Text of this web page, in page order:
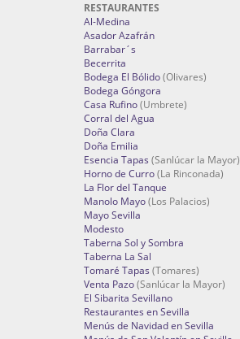
RESTAURANTES
Al-Medina
Asador Azafrán
Barrabar´s
Becerrita
Bodega El Bólido(Olivares)
Bodega Góngora
Casa Rufino(Umbrete)
Corral del Agua
Doña Clara
Doña Emilia
Esencia Tapas (Sanlúcar la Mayor)
Horno de Curro(La Rinconada)
La Flor del Tanque
Manolo Mayo(Los Palacios)
Mayo Sevilla
Modesto
Taberna Sol y Sombra
Taberna La Sal
Tomaré Tapas (Tomares)
Venta Pazo(Sanlúcar la Mayor)
El Sibarita Sevillano
Restaurantes en Sevilla
Menús de Navidad en Sevilla